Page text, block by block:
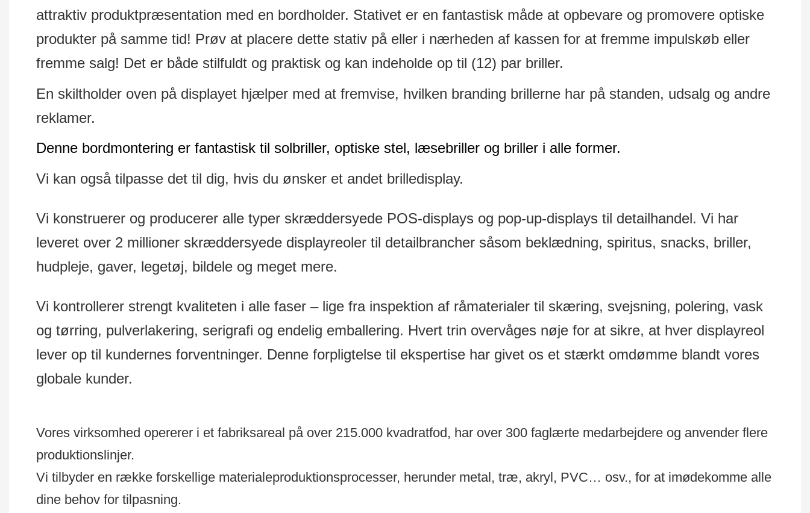
attraktiv produktpræsentation med en bordholder. Stativet er en fantastisk måde at opbevare og promovere optiske
produkter på samme tid! Prøv at placere dette stativ på eller i nærheden af ​​kassen for at fremme impulskøb eller
fremme salg! Det er både stilfuldt og praktisk og kan indeholde op til (12) par briller.
En skiltholder oven på displayet hjælper med at fremvise, hvilken branding brillerne har på standen, udsalg og andre
reklamer.
Denne bordmontering er fantastisk til solbriller, optiske stel, læsebriller og briller i alle former.
Vi kan også tilpasse det til dig, hvis du ønsker et andet brilledisplay.
Vi konstruerer og producerer alle typer skræddersyede POS-displays og pop-up-displays til detailhandel. Vi har
leveret over 2 millioner skræddersyede displayreoler til detailbrancher såsom beklædning, spiritus, snacks, briller,
hudpleje, gaver, legetøj, bildele og meget mere.
Vi kontrollerer strengt kvaliteten i alle faser – lige fra inspektion af råmaterialer til skæring, svejsning, polering, vask
og tørring, pulverlakering, serigrafi og endelig emballering. Hvert trin overvåges nøje for at sikre, at hver displayreol
lever op til kundernes forventninger. Denne forpligtelse til ekspertise har givet os et stærkt omdømme blandt vores
globale kunder.
Vores virksomhed opererer i et fabriksareal på over 215.000 kvadratfod, har over 300 faglærte medarbejdere og anvender flere
produktionslinjer.
Vi tilbyder en række forskellige materialeproduktionsprocesser, herunder metal, træ, akryl, PVC… osv., for at imødekomme alle
dine behov for tilpasning.